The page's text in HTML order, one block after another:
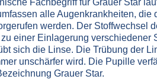
Fachbegriff für Grauer Star
alle Augenkrankheiten, die
werden. Der Stoffwechsel
einer Einlagerung verschiedener
sich die Linse. Die Trübung der
unschärfer wird. Die Pupille
Grauer Star.